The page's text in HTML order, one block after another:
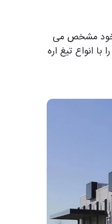
خود مشخص می
انواع تیغ اره